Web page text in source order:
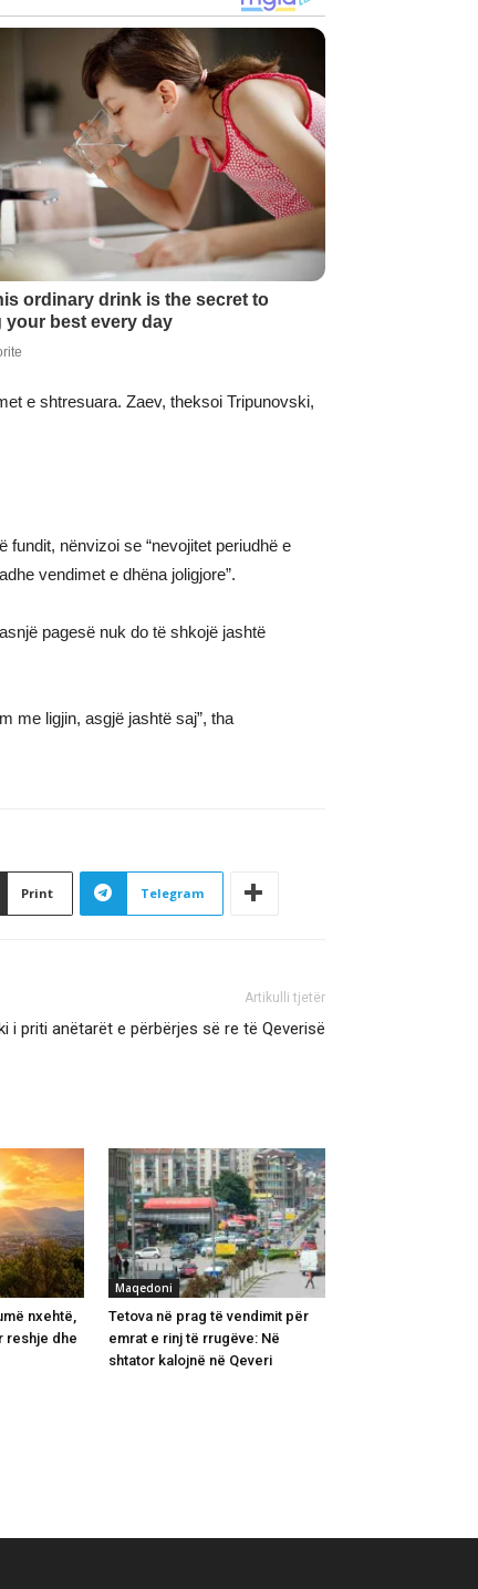
e shtresuara. Zaev, theksoi Tripunovski,
nënvizoi se “nevojitet periudhë e
vendimet e dhëna joligjore”.
pagesë nuk do të shkojë jashtë
me ligjin, asgjë jashtë saj”, tha
Print Telegram
Artikulli tjetër
i priti anëtarët e përbërjes së re të Qeverisë
nxehtë,
reshje dhe
Maqedoni
Tetova në prag të vendimit për
emrat e rinj të rrugëve: Në
shtator kalojnë në Qeveri